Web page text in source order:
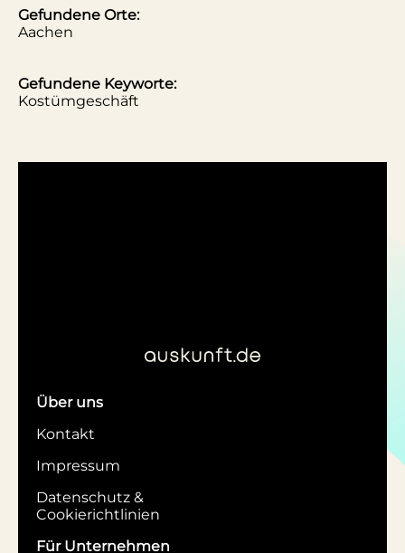
Gefundene Orte:
Aachen
Gefundene Keyworte:
Kostümgeschäft
Über uns
Kontakt
Impressum
Datenschutz &
Cookierichtlinien
Für Unternehmen